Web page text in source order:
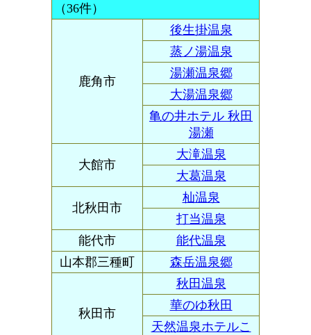
（36件）
鹿角市
後生掛温泉
蒸ノ湯温泉
湯瀬温泉郷
大湯温泉郷
亀の井ホテル 秋田
湯瀬
大館市
大滝温泉
大葛温泉
北秋田市
杣温泉
打当温泉
能代市
能代温泉
山本郡三種町
森岳温泉郷
秋田市
秋田温泉
華のゆ秋田
天然温泉ホテルこ